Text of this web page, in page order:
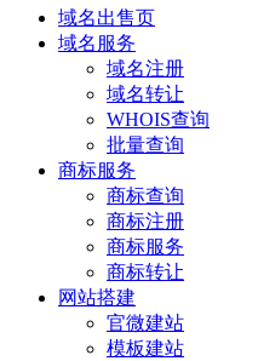
域名出售页
域名服务
域名注册
域名转让
WHOIS查询
批量查询
商标服务
商标查询
商标注册
商标服务
商标转让
网站搭建
官微建站
模板建站